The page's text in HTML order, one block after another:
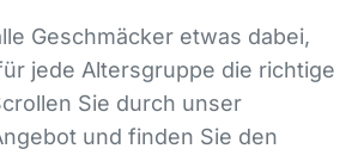
Geschmäcker etwas dabei,
jede Altersgruppe die richtige
Sie durch unser
und finden Sie den